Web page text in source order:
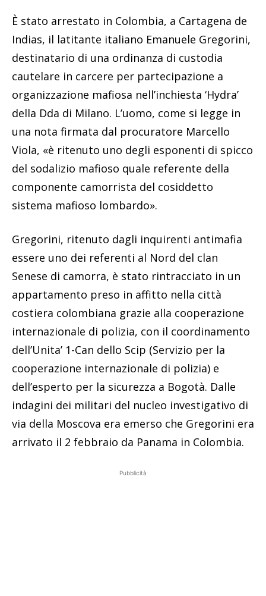
È stato arrestato in Colombia, a Cartagena de
Indias, il latitante italiano Emanuele Gregorini,
destinatario di una ordinanza di custodia
cautelare in carcere per partecipazione a
organizzazione mafiosa nell’inchiesta ‘Hydra’
della Dda di Milano. L’uomo, come si legge in
una nota firmata dal procuratore Marcello
Viola, «è ritenuto uno degli esponenti di spicco
del sodalizio mafioso quale referente della
componente camorrista del cosiddetto
sistema mafioso lombardo».
Gregorini, ritenuto dagli inquirenti antimafia
essere uno dei referenti al Nord del clan
Senese di camorra, è stato rintracciato in un
appartamento preso in affitto nella città
costiera colombiana grazie alla cooperazione
internazionale di polizia, con il coordinamento
dell’Unita’ 1-Can dello Scip (Servizio per la
cooperazione internazionale di polizia) e
dell’esperto per la sicurezza a Bogotà. Dalle
indagini dei militari del nucleo investigativo di
via della Moscova era emerso che Gregorini era
arrivato il 2 febbraio da Panama in Colombia.
Pubblicità